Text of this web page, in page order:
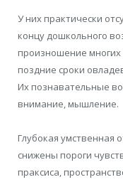
У них практически
концу дошкольного
произношение многих
поздние сроки
Их познавательные
внимание, мышление.
Глубокая умственная
снижены пороги
праксиса,